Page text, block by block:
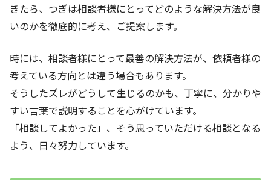
きたら、つぎは相談者様にとってどのような解決方法が良
いのかを徹底的に考え、ご提案します。
時には、相談者様にとって最善の解決方法が、依頼者様の
考えている方向とは違う場合もあります。
そうしたズレがどうして生じるのかも、丁寧に、分かりや
すい言葉で説明することを心がけています。
「相談してよかった」、そう思っていただける相談となる
よう、日々努力しています。